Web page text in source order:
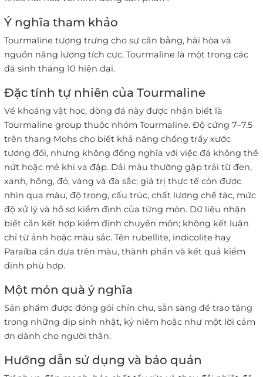
Ý nghĩa tham khảo
Tourmaline tượng trưng cho sự cân bằng, hài hòa và
nguồn năng lượng tích cực. Tourmaline là một trong các
đá sinh tháng 10 hiện đại.
Đặc tính tự nhiên của Tourmaline
Về khoáng vật học, dòng đá này được nhận biết là
Tourmaline group thuộc nhóm Tourmaline. Độ cứng 7–7.5
trên thang Mohs cho biết khả năng chống trầy xước
tương đối, nhưng không đồng nghĩa với việc đá không thể
nứt hoặc mẻ khi va đập. Dải màu thường gặp trải từ đen,
xanh, hồng, đỏ, vàng và đa sắc; giá trị thực tế còn được
nhìn qua màu, độ trong, cấu trúc, chất lượng chế tác, mức
độ xử lý và hồ sơ kiểm định của từng món. Dữ liệu nhận
biết cần kết hợp kiểm định chuyên môn; không kết luận
chỉ từ ảnh hoặc màu sắc. Tên rubellite, indicolite hay
Paraíba cần dựa trên màu, thành phần và kết quả kiểm
định phù hợp.
Một món quà ý nghĩa
Sản phẩm được đóng gói chỉn chu, sẵn sàng để trao tặng
trong những dịp sinh nhật, kỷ niệm hoặc như một lời cảm
ơn dành cho người thân.
Hướng dẫn sử dụng và bảo quản